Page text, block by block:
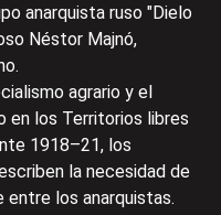
anarquista ruso "Dielo
Néstor Majnó,
agrario y el
en los Territorios libres
1918–21, los
la necesidad de
entre los anarquistas.